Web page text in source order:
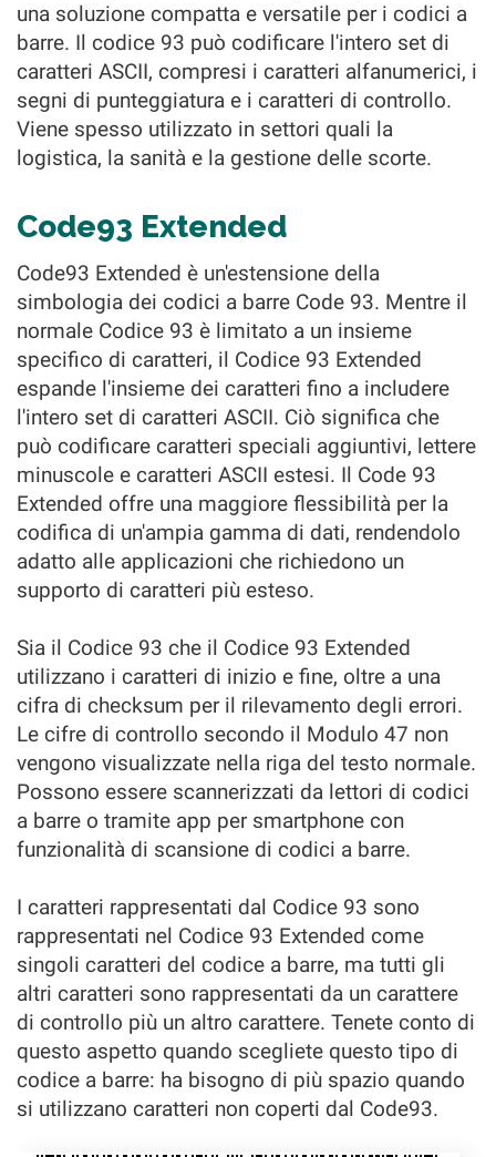
una soluzione compatta e versatile per i codici a
barre. Il codice 93 può codificare l'intero set di
caratteri ASCII, compresi i caratteri alfanumerici, i
segni di punteggiatura e i caratteri di controllo.
Viene spesso utilizzato in settori quali la
logistica, la sanità e la gestione delle scorte.
Code93 Extended
Code93 Extended è un'estensione della
simbologia dei codici a barre Code 93. Mentre il
normale Codice 93 è limitato a un insieme
specifico di caratteri, il Codice 93 Extended
espande l'insieme dei caratteri fino a includere
l'intero set di caratteri ASCII. Ciò significa che
può codificare caratteri speciali aggiuntivi, lettere
minuscole e caratteri ASCII estesi. Il Code 93
Extended offre una maggiore flessibilità per la
codifica di un'ampia gamma di dati, rendendolo
adatto alle applicazioni che richiedono un
supporto di caratteri più esteso.
Sia il Codice 93 che il Codice 93 Extended
utilizzano i caratteri di inizio e fine, oltre a una
cifra di checksum per il rilevamento degli errori.
Le cifre di controllo secondo il Modulo 47 non
vengono visualizzate nella riga del testo normale.
Possono essere scannerizzati da lettori di codici
a barre o tramite app per smartphone con
funzionalità di scansione di codici a barre.
I caratteri rappresentati dal Codice 93 sono
rappresentati nel Codice 93 Extended come
singoli caratteri del codice a barre, ma tutti gli
altri caratteri sono rappresentati da un carattere
di controllo più un altro carattere. Tenete conto di
questo aspetto quando scegliete questo tipo di
codice a barre: ha bisogno di più spazio quando
si utilizzano caratteri non coperti dal Code93.